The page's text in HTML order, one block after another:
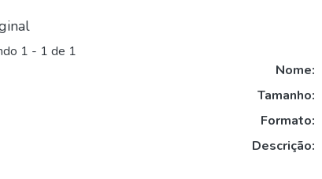
1 - 1 de 1
Nome:
Tamanho:
Formato:
Descrição: